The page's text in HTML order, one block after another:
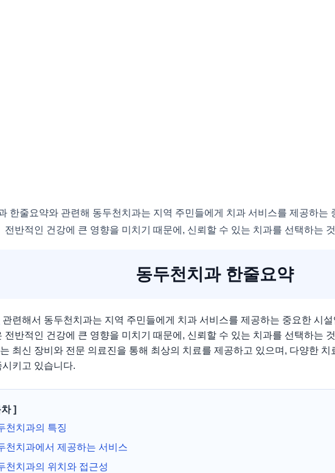
한줄요약와 관련해 동두천치과는 지역 주민들에게 치과 서비스를 제공하는
전반적인 건강에 큰 영향을 미치기 때문에, 신뢰할 수 있는 치과를 선택하는
동두천치과 한줄요약
관련해서 동두천치과는 지역 주민들에게 치과 서비스를 제공하는 중요한 시설
전반적인 건강에 큰 영향을 미치기 때문에, 신뢰할 수 있는 치과를 선택하는
최신 장비와 전문 의료진을 통해 최상의 치료를 제공하고 있으며, 다양한
시키고 있습니다.
]
천치과의 특징
천치과에서 제공하는 서비스
천치과의 위치와 접근성